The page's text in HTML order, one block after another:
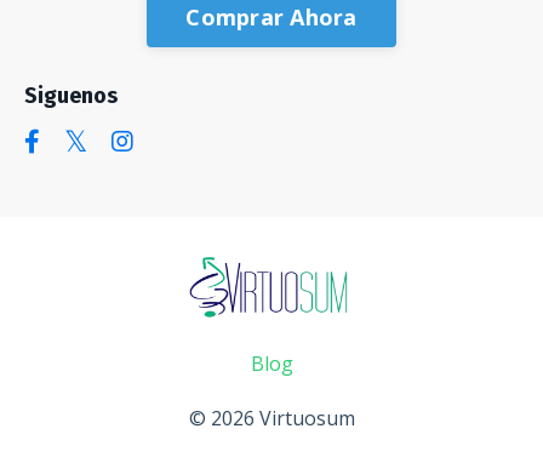
Comprar Ahora
Siguenos
Blog
© 2026 Virtuosum